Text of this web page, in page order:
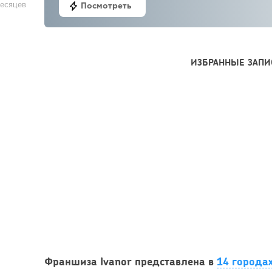
Посмотреть
ИЗБРАННЫЕ
Франшиза Ivanor представлена в14